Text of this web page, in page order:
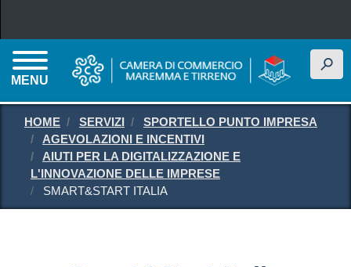
MENU
h
HOME SERVIZI
SPORTELLO PUNTO IMPRESA
AGEVOLAZIONI E INCENTIVI
AIUTI PER LA DIGITALIZZAZIONE E
L'INNOVAZIONE DELLE IMPRESE
SMART&START ITALIA